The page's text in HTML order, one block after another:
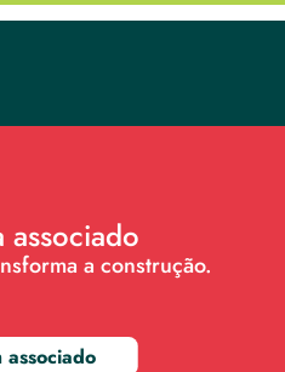
associado
a construção.
associado